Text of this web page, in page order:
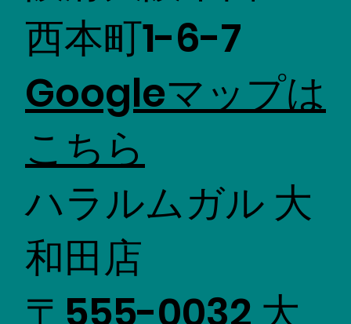
西本町1-6-7
Googleマップは
こちら
ハラルムガル 大
和田店